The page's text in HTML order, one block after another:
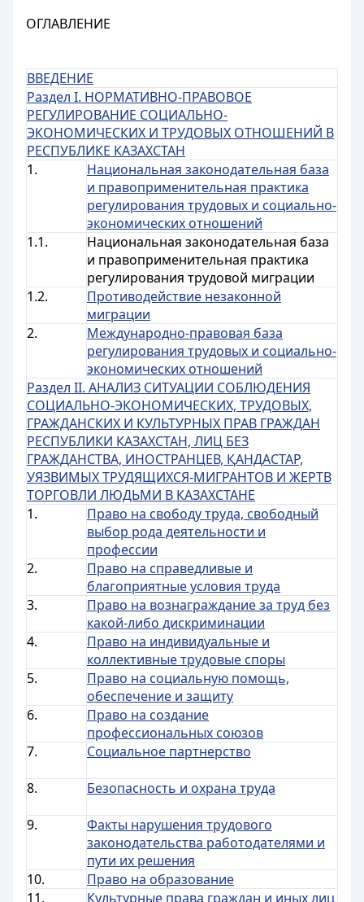
ОГЛАВЛЕНИЕ
ВВЕДЕНИЕ
Раздел I. НОРМАТИВНО-ПРАВОВОЕ
РЕГУЛИРОВАНИЕ СОЦИАЛЬНО-
ЭКОНОМИЧЕСКИХ И ТРУДОВЫХ ОТНОШЕНИЙ В
РЕСПУБЛИКЕ КАЗАХСТАН
1.
Национальная законодательная база
и правоприменительная практика
регулирования трудовых и социально-
экономических отношений
1.1.
Национальная законодательная база
и правоприменительная практика
регулирования трудовой миграции
1.2.
Противодействие незаконной
миграции
2.
Международно-правовая база
регулирования трудовых и социально-
экономических отношений
Раздел ІI. АНАЛИЗ СИТУАЦИИ СОБЛЮДЕНИЯ
СОЦИАЛЬНО-ЭКОНОМИЧЕСКИХ, ТРУДОВЫХ,
ГРАЖДАНСКИХ И КУЛЬТУРНЫХ ПРАВ ГРАЖДАН
РЕСПУБЛИКИ КАЗАХСТАН, ЛИЦ БЕЗ
ГРАЖДАНСТВА, ИНОСТРАНЦЕВ, ҚАНДАСТАР,
УЯЗВИМЫХ ТРУДЯЩИХСЯ-МИГРАНТОВ И ЖЕРТВ
ТОРГОВЛИ ЛЮДЬМИ В КАЗАХСТАНЕ
1. Право на свободу труда, свободный
выбор рода деятельности и
профессии
2. Право на справедливые и
благоприятные условия труда
3. Право на вознаграждание за труд без
какой-либо дискриминации
4. Право на индивидуальные и
коллективные трудовые споры
5. Право на социальную помощь,
обеспечение и защиту
6. Право на создание
профессиональных союзов
7. Социальное партнерство
8. Безопасность и охрана труда
9. Факты нарушения трудового
законодательства работодателями и
пути их решения
10.
Право на образование
11.
Культурные права граждан и иных лиц